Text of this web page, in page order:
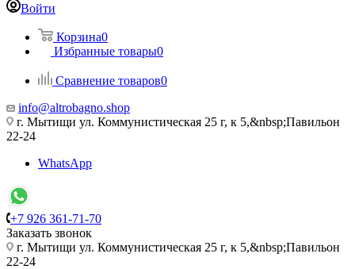
Войти
Корзина0
Избранные товары0
Сравнение товаров0
info@altrobagno.shop
г. Мытищи ул. Коммунистическая 25 г, к 5,&nbsp;Павильон
22-24
WhatsApp
+7 926 361-71-70
Заказать звонок
г. Мытищи ул. Коммунистическая 25 г, к 5,&nbsp;Павильон
22-24